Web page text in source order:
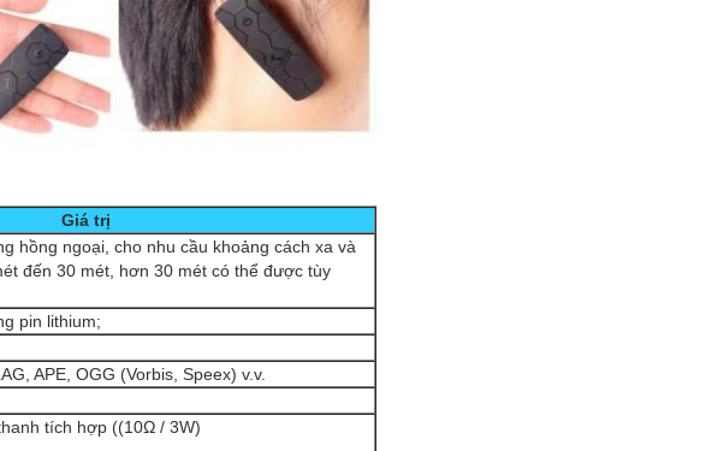
Giá trị
hồng ngoại, cho nhu cầu khoảng cách xa và
đến 30 mét, hơn 30 mét có thể được tùy
pin lithium;
APE, OGG (Vorbis, Speex) v.v.
tích hợp ((10Ω / 3W)